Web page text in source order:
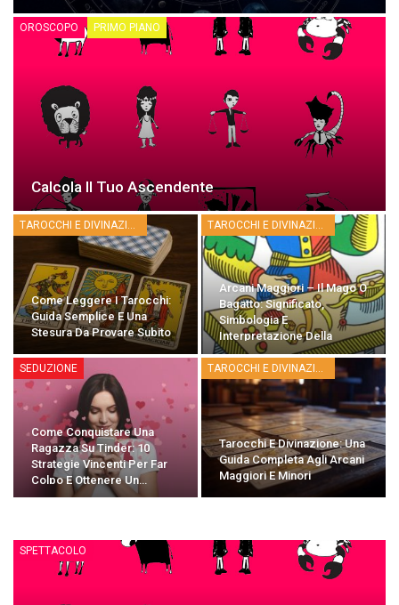
OROSCOPO PRIMO PIANO
Calcola Il Tuo Ascendente
Come Leggere I Tarocchi:
Guida Semplice E Una
Stesura Da Provare Subito
Arcani Maggiori – Il Mago O
Bagatto: Significato,
Simbologia E
Interpretazione Della
Carta…
SEDUZIONE
Come Conquistare Una
Ragazza Su Tinder: 10
Strategie Vincenti Per Far
Colpo E Ottenere Un…
TAROCCHI E DIVINAZIONE
Tarocchi E Divinazione: Una
Guida Completa Agli Arcani
Maggiori E Minori
SPETTACOLO